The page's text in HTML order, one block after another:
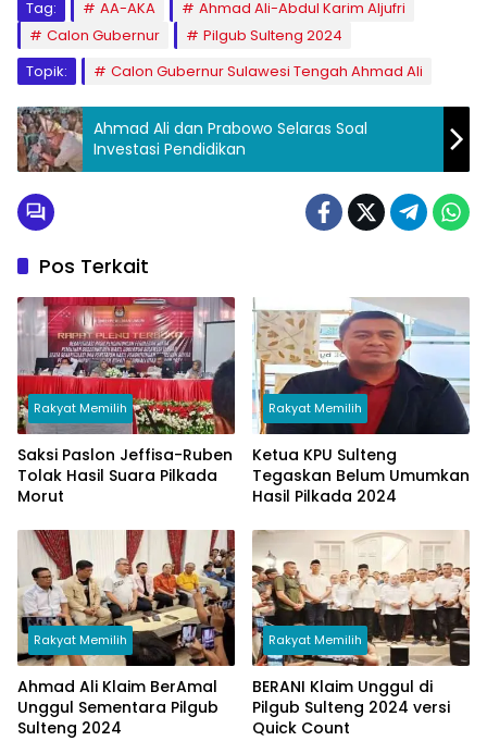
Tag: AA-AKA
Ahmad Ali-Abdul Karim Aljufri
Calon Gubernur
Pilgub Sulteng 2024
Topik:
Calon Gubernur Sulawesi Tengah Ahmad Ali
Ahmad Ali dan Prabowo Selaras Soal
Investasi Pendidikan
Pos Terkait
Rakyat Memilih
Saksi Paslon Jeffisa-Ruben
Tolak Hasil Suara Pilkada
Morut
Rakyat Memilih
Ketua KPU Sulteng
Tegaskan Belum Umumkan
Hasil Pilkada 2024
Rakyat Memilih
Ahmad Ali Klaim BerAmal
Unggul Sementara Pilgub
Sulteng 2024
Rakyat Memilih
BERANI Klaim Unggul di
Pilgub Sulteng 2024 versi
Quick Count